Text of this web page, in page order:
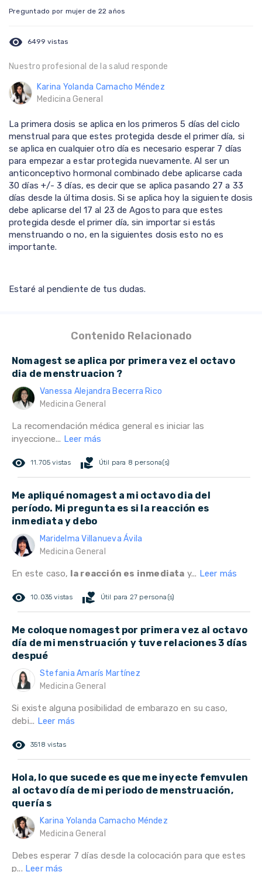
Preguntado por mujer de 22 años
visibility 6499 vistas
Nuestro profesional de la salud responde
Karina Yolanda Camacho Méndez
Medicina General
La primera dosis se aplica en los primeros 5 días del ciclo
menstrual para que estes protegida desde el primer día, si
se aplica en cualquier otro día es necesario esperar 7 días
para empezar a estar protegida nuevamente. Al ser un
anticonceptivo hormonal combinado debe aplicarse cada
30 días +/- 3 días, es decir que se aplica pasando 27 a 33
días desde la última dosis. Si se aplica hoy la siguiente dosis
debe aplicarse del 17 al 23 de Agosto para que estes
protegida desde el primer día, sin importar si estás
menstruando o no, en la siguientes dosis esto no es
importante.
Estaré al pendiente de tus dudas.
Contenido Relacionado
Nomagest se aplica por primera vez el octavo
dia de menstruacion ?
Vanessa Alejandra Becerra Rico
Medicina General
La recomendación médica general es iniciar las
inyeccione... Leer más
remove_red_eye 11.705 vistas volunteer_activism Útil para 8 persona(s)
Me apliqué nomagest a mi octavo dia del
período. Mi pregunta es si la reacción es
inmediata y debo
Maridelma Villanueva Ávila
Medicina General
En este caso, la reacción es inmediata y... Leer más
remove_red_eye 10.035 vistas volunteer_activism Útil para 27 persona(s)
Me coloque nomagest por primera vez al octavo
día de mi menstruación y tuve relaciones 3 días
despué
Stefania Amarís Martínez
Medicina General
Si existe alguna posibilidad de embarazo en su caso,
debi... Leer más
remove_red_eye 3518 vistas
Hola, lo que sucede es que me inyecte femvulen
al octavo día de mi periodo de menstruación,
quería s
Karina Yolanda Camacho Méndez
Medicina General
Debes esperar 7 días desde la colocación para que estes
p... Leer más